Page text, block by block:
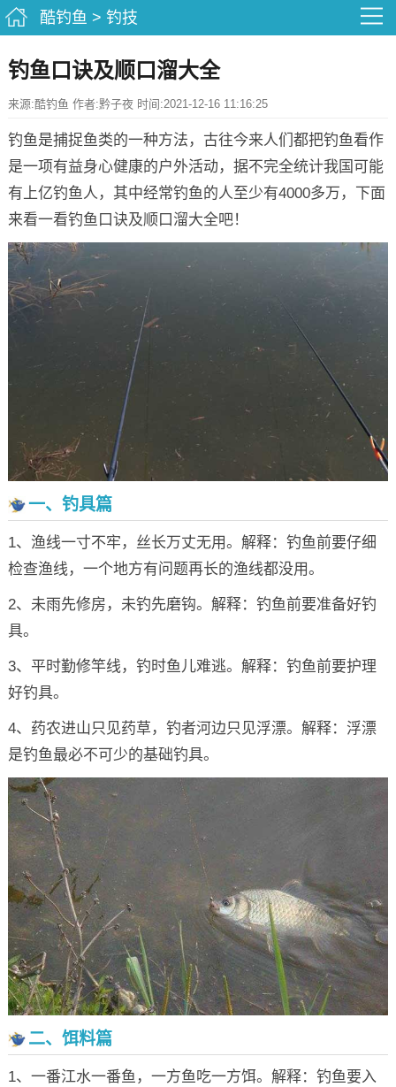
酷钓鱼 > 钓技
钓鱼口诀及顺口溜大全
来源:酷钓鱼 作者:黔子夜 时间:2021-12-16 11:16:25
钓鱼是捕捉鱼类的一种方法，古往今来人们都把钓鱼看作
是一项有益身心健康的户外活动，据不完全统计我国可能
有上亿钓鱼人，其中经常钓鱼的人至少有4000多万，下面
来看一看钓鱼口诀及顺口溜大全吧！
一、钓具篇
1、渔线一寸不牢，丝长万丈无用。解释：钓鱼前要仔细
检查渔线，一个地方有问题再长的渔线都没用。
2、未雨先修房，未钓先磨钩。解释：钓鱼前要准备好钓
具。
3、平时勤修竿线，钓时鱼儿难逃。解释：钓鱼前要护理
好钓具。
4、药农进山只见药草，钓者河边只见浮漂。解释：浮漂
是钓鱼最必不可少的基础钓具。
二、饵料篇
1、一番江水一番鱼，一方鱼吃一方饵。解释：钓鱼要入